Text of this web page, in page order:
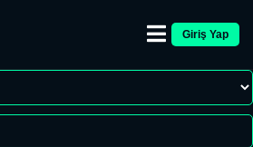
Giriş Yap